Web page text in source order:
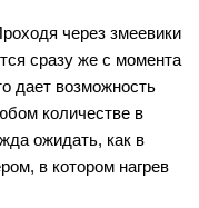
через змеевики
сразу же с момента
дает возможность
количестве в
ожидать, как в
в котором нагрев